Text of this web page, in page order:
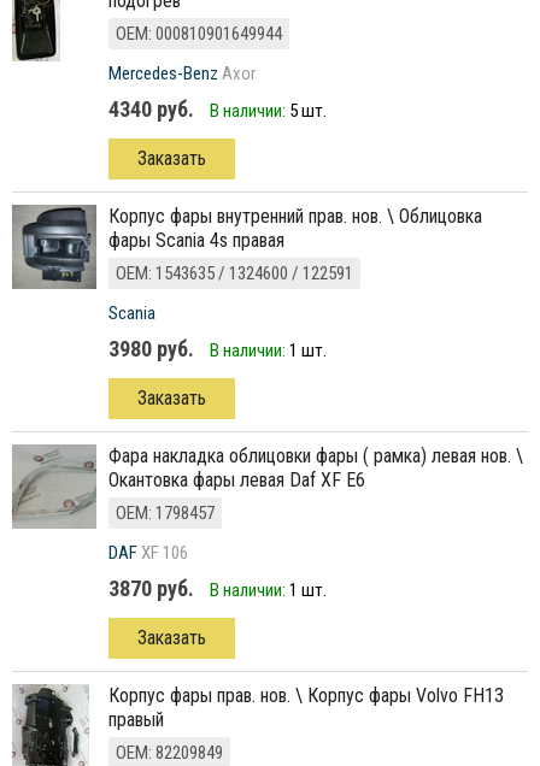
ОЕМ: 000810901649944
Mercedes-Benz Axor
4340 руб. В наличии: 5 шт.
Заказать
корпус фары внутренний прав. нов. \ Облицовка
фары Scania 4s правая
ОЕМ: 1543635 / 1324600 / 122591
Scania
3980 руб. В наличии: 1 шт.
Заказать
фара накладка облицовки фары ( рамка) левая нов. \
Окантовка фары левая Daf XF E6
ОЕМ: 1798457
DAFXF 106
3870 руб. В наличии: 1 шт.
Заказать
корпус фары прав. нов. \ Корпус фары Volvo FH13
правый
ОЕМ: 82209849